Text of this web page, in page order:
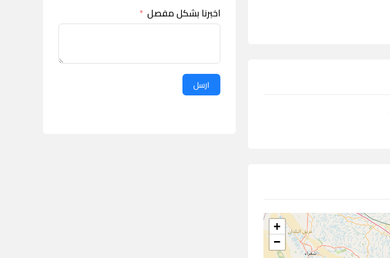
+
−
اخبرنا بشكل مفصل
ارسل